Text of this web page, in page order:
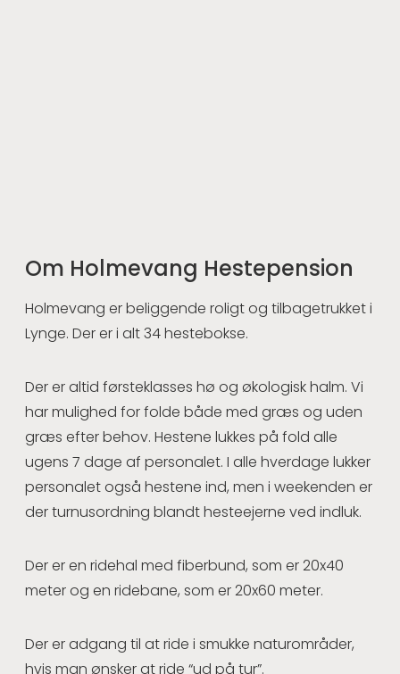
Om Holmevang Hestepension
Holmevang er beliggende roligt og tilbagetrukket i
Lynge. Der er i alt 34 hestebokse.
Der er altid førsteklasses hø og økologisk halm. Vi
har mulighed for folde både med græs og uden
græs efter behov. Hestene lukkes på fold alle
ugens 7 dage af personalet. I alle hverdage lukker
personalet også hestene ind, men i weekenden er
der turnusordning blandt hesteejerne ved indluk.
Der er en ridehal med fiberbund, som er 20x40
meter og en ridebane, som er 20x60 meter.
Der er adgang til at ride i smukke naturområder,
hvis man ønsker at ride “ud på tur”.